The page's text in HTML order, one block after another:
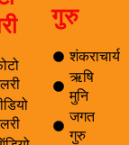
गुरु
शंकराचार्य
ऋषि
मुनि
जगत
गुरु